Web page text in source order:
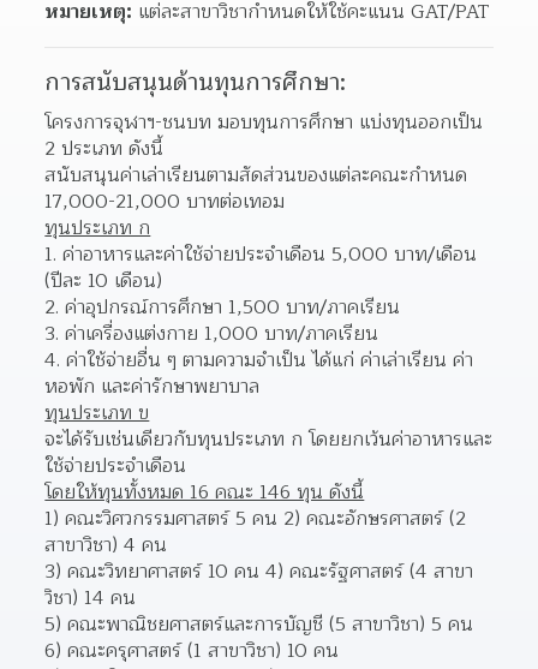
หมายเหตุ: แต่ละสาขาวิชากำหนดให้ใช้คะแนน GAT/PAT
การสนับสนุนด้านทุนการศึกษา:
โครงการจุฬาฯ-ชนบท มอบทุนการศึกษา แบ่งทุนออกเป็น
2 ประเภท ดังนี้
สนับสนุนค่าเล่าเรียนตามสัดส่วนของแต่ละคณะกำหนด
17,000-21,000 บาทต่อเทอม
ทุนประเภท ก
1. ค่าอาหารและค่าใช้จ่ายประจำเดือน 5,000 บาท/เดือน
(ปีละ 10 เดือน)
2. ค่าอุปกรณ์การศึกษา 1,500 บาท/ภาคเรียน
3. ค่าเครื่องแต่งกาย 1,000 บาท/ภาคเรียน
4. ค่าใช้จ่ายอื่น ๆ ตามความจำเป็น ได้แก่ ค่าเล่าเรียน ค่า
หอพัก และค่ารักษาพยาบาล
ทุนประเภท ข
จะได้รับเช่นเดียวกับทุนประเภท ก โดยยกเว้นค่าอาหารและ
ใช้จ่ายประจำเดือน
โดยให้ทุนทั้งหมด 16 คณะ 146 ทุน ดังนี้
1) คณะวิศวกรรมศาสตร์ 5 คน 2) คณะอักษรศาสตร์ (2
สาขาวิชา) 4 คน
3) คณะวิทยาศาสตร์ 10 คน 4) คณะรัฐศาสตร์ (4 สาขา
วิชา) 14 คน
5) คณะพาณิชยศาสตร์และการบัญชี (5 สาขาวิชา) 5 คน
6) คณะครุศาสตร์ (1 สาขาวิชา) 10 คน